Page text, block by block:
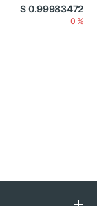
$ 0.99983472
0 %